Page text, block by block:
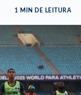
1 MIN DE LEITURA